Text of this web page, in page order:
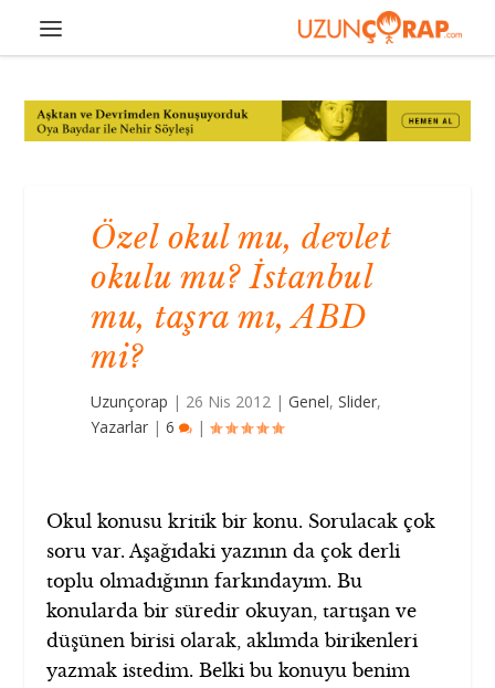
Özel okul mu, devlet
okulu mu? İstanbul
mu, taşra mı, ABD
mi?
Uzunçorap | 26 Nis 2012 |Genel,Slider,
Yazarlar |6 |
Okul konusu kritik bir konu. Sorulacak çok
soru var. Aşağıdaki yazının da çok derli
toplu olmadığının farkındayım. Bu
konularda bir süredir okuyan, tartışan ve
düşünen birisi olarak, aklımda birikenleri
yazmak istedim. Belki bu konuyu benim